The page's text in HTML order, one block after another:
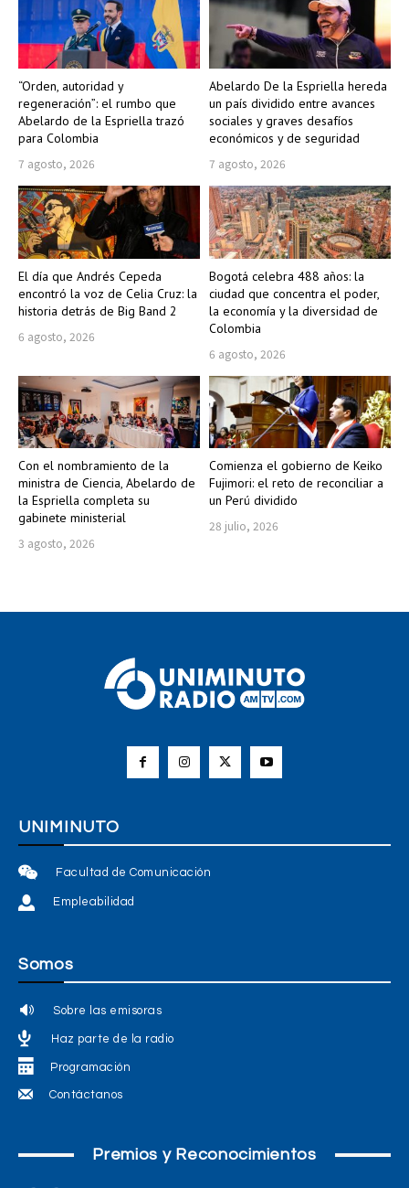
“Orden, autoridad y
regeneración”: el rumbo que
Abelardo de la Espriella trazó
para Colombia
7 agosto, 2026
Abelardo De la Espriella hereda
un país dividido entre avances
sociales y graves desafíos
económicos y de seguridad
7 agosto, 2026
El día que Andrés Cepeda
encontró la voz de Celia Cruz: la
historia detrás de Big Band 2
6 agosto, 2026
Bogotá celebra 488 años: la
ciudad que concentra el poder,
la economía y la diversidad de
Colombia
6 agosto, 2026
Con el nombramiento de la
ministra de Ciencia, Abelardo de
la Espriella completa su
gabinete ministerial
3 agosto, 2026
Comienza el gobierno de Keiko
Fujimori: el reto de reconciliar a
un Perú dividido
28 julio, 2026
UNIMINUTO
Facultad de Comunicación
Empleabilidad
Somos
Sobre las emisoras
Haz parte de la radio
Programación
Contáctanos
Premios y Reconocimientos